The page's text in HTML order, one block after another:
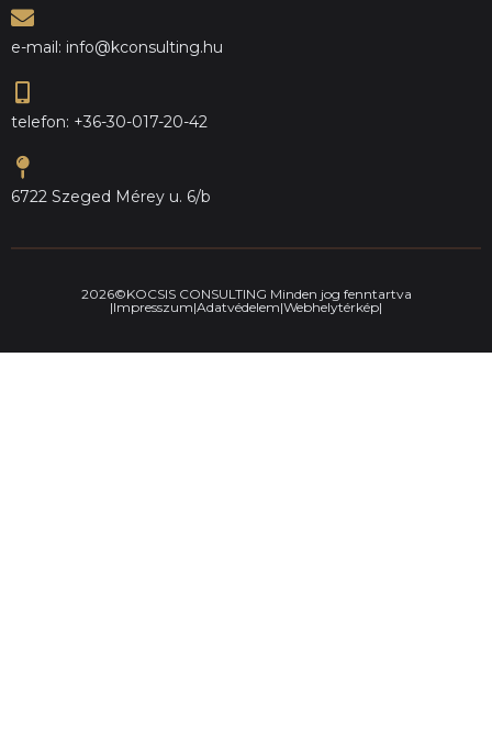
e-mail: info@kconsulting.hu
telefon: +36-30-017-20-42
6722 Szeged Mérey u. 6/b
2026©KOCSIS CONSULTING Minden jog fenntartva
|Impresszum|Adatvédelem|Webhelytérkép|